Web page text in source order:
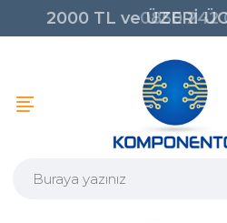
2000 TL ve ÜZERİ
0850 242